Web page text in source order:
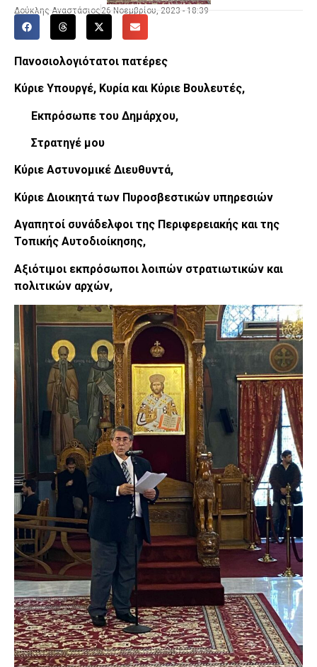
Δούκλης Αναστάσιος 26 Νοεμβρίου, 2023 - 18:39
Πανοσιολογιότατοι πατέρες
Κύριε Υπουργέ, Κυρία και Κύριε Βουλευτές,
Εκπρόσωπε του Δημάρχου,
Στρατηγέ μου
Κύριε Αστυνομικέ Διευθυντά,
Κύριε Διοικητά των Πυροσβεστικών υπηρεσιών
Αγαπητοί συνάδελφοι της Περιφερειακής και της
Τοπικής Αυτοδιοίκησης,
Αξιότιμοι εκπρόσωποι λοιπών στρατιωτικών και
πολιτικών αρχών,